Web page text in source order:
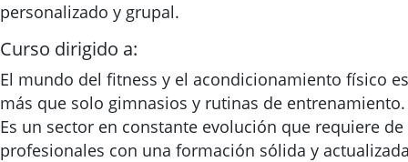
personalizado y grupal.
Curso dirigido a:
El mundo del fitness y el acondicionamiento físico es
más que solo gimnasios y rutinas de entrenamiento.
Es un sector en constante evolución que requiere de
profesionales con una formación sólida y